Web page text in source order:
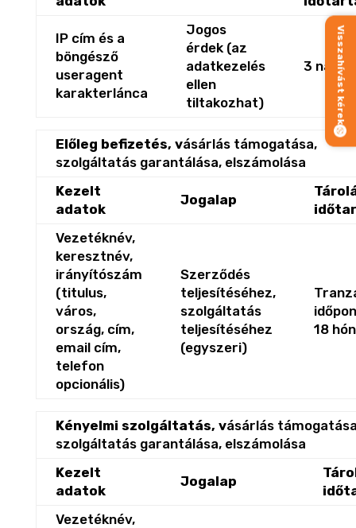
IP cím és a
böngésző
useragent
karakterlánca
Jogos
érdek (az
adatkezelés
ellen
tiltakozhat)
3 nap
Előleg befizetés, vásárlás támogatása,
szolgáltatás garantálása, elszámolása
Kezelt
adatok
Jogalap
Vezetéknév,
keresztnév,
irányítószám
(titulus,
város,
ország, cím,
email cím,
telefon
opcionális)
Szerződés
teljesítéséhez,
szolgáltatás
teljesítéséhez
(egyszeri)
18
Kényelmi szolgáltatás, vásárlás
szolgáltatás garantálása, elszámolása
Kezelt
adatok
Jogalap
Vezetéknév,
Visszahívást kérek